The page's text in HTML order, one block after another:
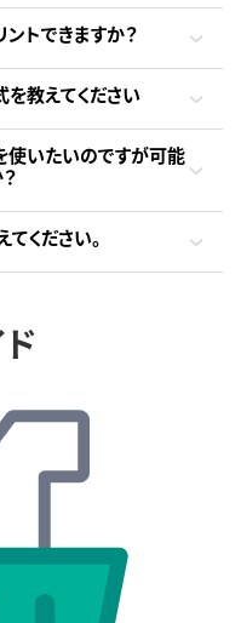
トできますか？
教えてください
使いたいのですが可能
ください。